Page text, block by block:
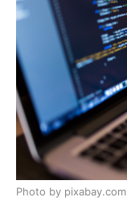
Photo by pixabay.com